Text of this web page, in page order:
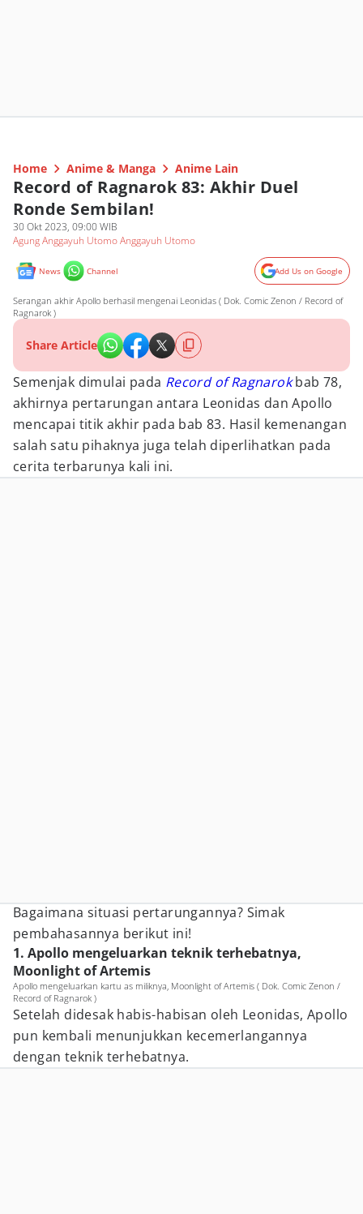
Home Anime & Manga Anime Lain
Record of Ragnarok 83: Akhir Duel
Ronde Sembilan!
30 Okt 2023, 09:00 WIB
Agung Anggayuh Utomo Anggayuh Utomo
News Channel Add Us on Google
Serangan akhir Apollo berhasil mengenai Leonidas ( Dok. Comic Zenon / Record of
Ragnarok )
Share Article
Semenjak dimulai pada Record of Ragnarokbab 78,
akhirnya pertarungan antara Leonidas dan Apollo
mencapai titik akhir pada bab 83. Hasil kemenangan
salah satu pihaknya juga telah diperlihatkan pada
cerita terbarunya kali ini.
Bagaimana situasi pertarungannya? Simak
pembahasannya berikut ini!
1. Apollo mengeluarkan teknik terhebatnya,
Moonlight of Artemis
Apollo mengeluarkan kartu as miliknya, Moonlight of Artemis ( Dok. Comic Zenon /
Record of Ragnarok )
Setelah didesak habis-habisan oleh Leonidas, Apollo
pun kembali menunjukkan kecemerlangannya
dengan teknik terhebatnya.